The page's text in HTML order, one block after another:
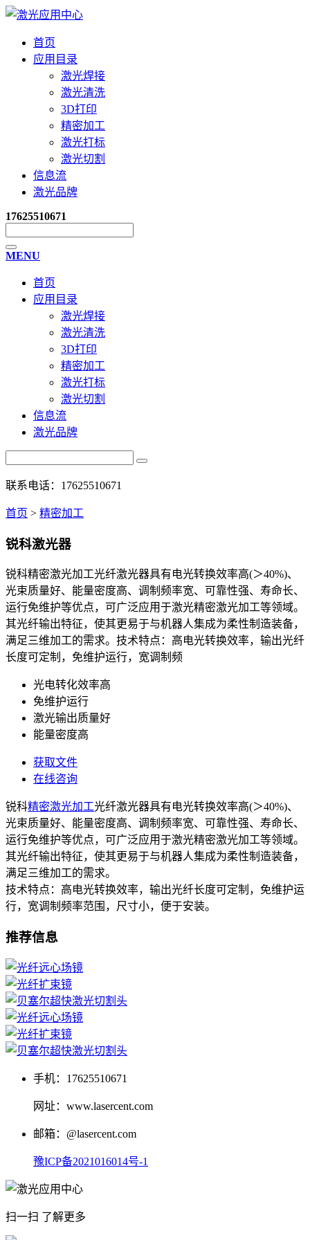
首页
应用目录
激光焊接
激光清洗
3D打印
精密加工
激光打标
激光切割
信息流
激光品牌
17625510671
MENU
首页
应用目录
激光焊接
激光清洗
3D打印
精密加工
激光打标
激光切割
信息流
激光品牌
联系电话：17625510671
首页 > 精密加工
锐科激光器
锐科精密激光加工光纤激光器具有电光转换效率高(＞40%)、
光束质量好、能量密度高、调制频率宽、可靠性强、寿命长、
运行免维护等优点，可广泛应用于激光精密激光加工等领域。
其光纤输出特征，使其更易于与机器人集成为柔性制造装备，
满足三维加工的需求。技术特点：高电光转换效率，输出光纤
长度可定制，免维护运行，宽调制频
光电转化效率高
免维护运行
激光输出质量好
能量密度高
获取文件
在线咨询
锐科精密激光加工光纤激光器具有电光转换效率高(＞40%)、
光束质量好、能量密度高、调制频率宽、可靠性强、寿命长、
运行免维护等优点，可广泛应用于激光精密激光加工等领域。
其光纤输出特征，使其更易于与机器人集成为柔性制造装备，
满足三维加工的需求。
技术特点：高电光转换效率，输出光纤长度可定制，免维护运
行，宽调制频率范围，尺寸小，便于安装。
推荐信息
手机：17625510671
网址：www.lasercent.com
邮箱：@lasercent.com
豫ICP备2021016014号-1
扫一扫 了解更多